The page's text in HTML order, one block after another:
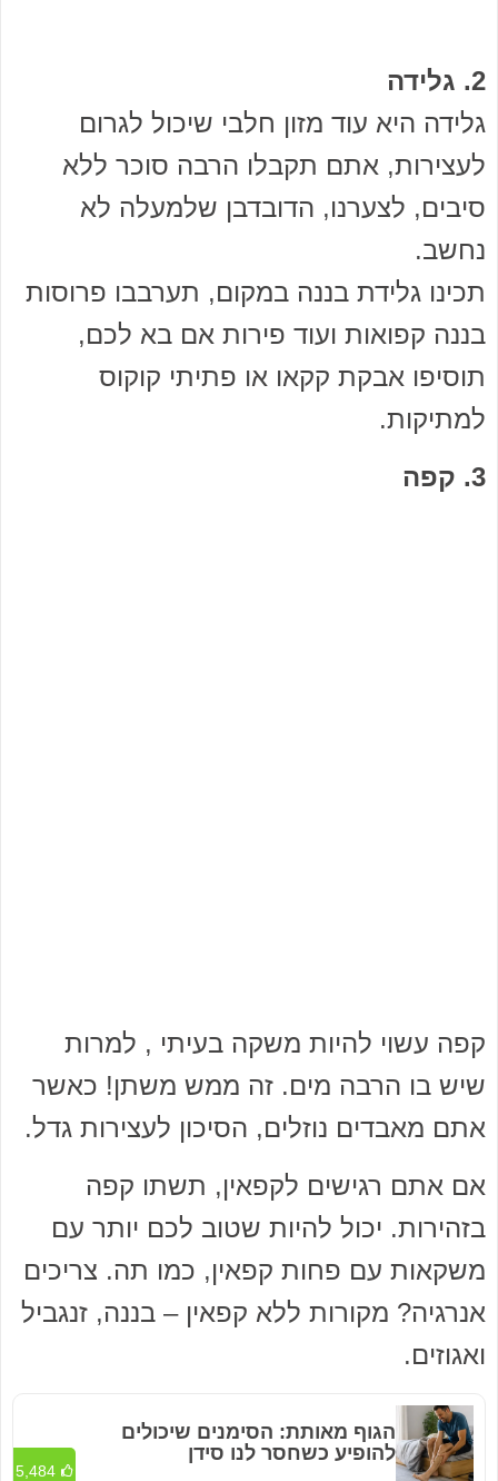
2. גלידה
גלידה היא עוד מזון חלבי שיכול לגרום
לעצירות, אתם תקבלו הרבה סוכר ללא
סיבים, לצערנו, הדובדבן שלמעלה לא
נחשב.
תכינו גלידת בננה במקום, תערבבו פרוסות
בננה קפואות ועוד פירות אם בא לכם,
תוסיפו אבקת קקאו או פתיתי קוקוס
למתיקות.
3. קפה
קפה עשוי להיות משקה בעיתי , למרות
שיש בו הרבה מים. זה ממש משתן! כאשר
אתם מאבדים נוזלים, הסיכון לעצירות גדל.
אם אתם רגישים לקפאין, תשתו קפה
בזהירות. יכול להיות שטוב לכם יותר עם
משקאות עם פחות קפאין, כמו תה. צריכים
אנרגיה? מקורות ללא קפאין – בננה, זנגביל
ואגוזים.
הגוף מאותת: הסימנים שיכולים
להופיע כשחסר לנו סידן
5,484